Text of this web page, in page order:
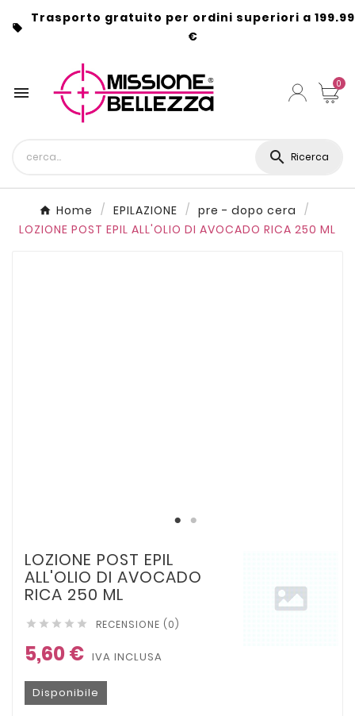

Trasporto gratuito per ordini superiori a 199.99
€
 0
 Ricerca
Home EPILAZIONE
pre - dopo cera
LOZIONE POST EPIL ALL'OLIO DI AVOCADO RICA 250 ML
LOZIONE POST EPIL
ALL'OLIO DI AVOCADO
RICA 250 ML
     RECENSIONE (0)
5,60 € IVA INCLUSA
Disponibile